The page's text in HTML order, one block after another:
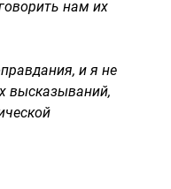
нам их
и я не
высказываний,